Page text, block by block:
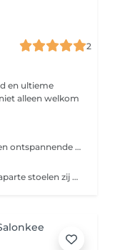
2
en ultieme
alleen welkom
Een Japanse headspa is meer dan alleen een ontspannende hoofdmassage. Het is een eeuwenoude, Japanse behandeling waarbij diepe ontspanning hand in hand gaat met de verzorging van je hoofdhuid en haar. Met zachte, ritmische massagetechnieken worden spanningen losgelaten en wordt de doorbloeding van je hoofdhuid gestimuleerd. Dat zorgt voor een betere opname van voedende oliën en een gezonde haargroei. Je hoofdhuid wordt diep gereinigd, overtollig talg maakt plaats voor een schone en frisse hoofdhuid, terwijl je haarzakjes van binnenuit worden versterkt. Het resultaat? Je voelt je lichter, je huid straalt en je haar krijgt weer een prachtige glans. Een moment van pure rust waar je even niet moet, maar mag ontspannen.
Samen ontspannen is dubbel genieten: in aparte stoelen zij aan zij even helemaal loskoppelen van de dagelijkse drukte. Dat kan bij ons! Een Japanse headspa is meer dan alleen een ontspannende hoofdmassage. Het is een eeuwenoude, Japanse behandeling waarbij diepe ontspanning hand in hand gaat met de verzorging van je hoofdhuid en haar. Met zachte, ritmische massagetechnieken worden spanningen losgelaten en wordt de doorbloeding van je hoofdhuid gestimuleerd. Dat zorgt voor een betere opname van voedende oliën en een gezonde haargroei. Je hoofdhuid wordt diep gereinigd, overtollig talg maakt plaats voor een schone en frisse hoofdhuid, terwijl je haarzakjes van binnenuit worden versterkt. Het resultaat? Je voelt je lichter, je huid straalt en je haar krijgt weer een prachtige glans. Een moment van pure rust waar je even niet moet, maar mag ontspannen.